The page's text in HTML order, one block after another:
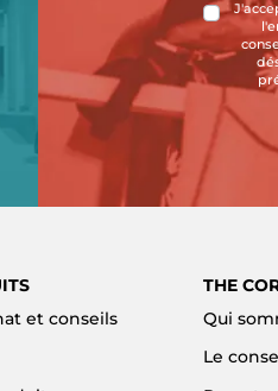
et conseils
THE
Qui
Le